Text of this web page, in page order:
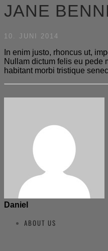
JANE
10. JUNI 2014
In enim justo, rhoncus ut,
Nullam dictum felis eu pede
habitant morbi tristique
Daniel
ABOUT US